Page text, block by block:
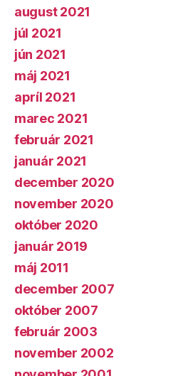
august 2021
júl 2021
jún 2021
máj 2021
apríl 2021
marec 2021
február 2021
január 2021
december 2020
november 2020
október 2020
január 2019
máj 2011
december 2007
október 2007
február 2003
november 2002